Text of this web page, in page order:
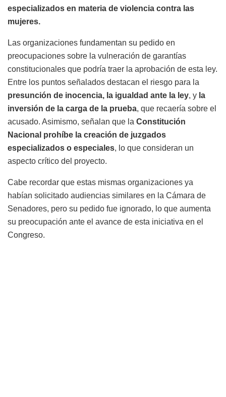
especializados en materia de violencia contra las
mujeres.
Las organizaciones fundamentan su pedido en
preocupaciones sobre la vulneración de garantías
constitucionales que podría traer la aprobación de esta ley.
Entre los puntos señalados destacan el riesgo para la
presunción de inocencia, la igualdad ante la ley, y la
inversión de la carga de la prueba, que recaería sobre el
acusado. Asimismo, señalan que la Constitución
Nacional prohíbe la creación de juzgados
especializados o especiales, lo que consideran un
aspecto crítico del proyecto.
Cabe recordar que estas mismas organizaciones ya
habían solicitado audiencias similares en la Cámara de
Senadores, pero su pedido fue ignorado, lo que aumenta
su preocupación ante el avance de esta iniciativa en el
Congreso.